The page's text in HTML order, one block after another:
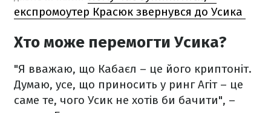
експромоутер Красюк звернувся до Усика
Хто може перемогти Усика?
"Я вважаю, що Кабаєл – це його криптоніт.
Думаю, усе, що приносить у ринг Агіт – це
саме те, чого Усик не хотів би бачити", –